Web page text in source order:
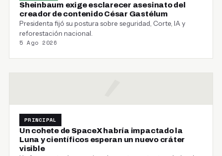
Sheinbaum exige esclarecer asesinato del
creador de contenido César Gastélum
Presidenta fijó su postura sobre seguridad, Corte, IA y
reforestación nacional.
5 Ago 2026
PRINCIPAL
Un cohete de SpaceX habría impactado la
Luna y científicos esperan un nuevo cráter
visible